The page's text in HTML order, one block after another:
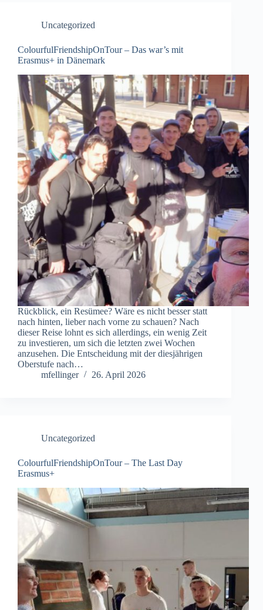
Uncategorized
ColourfulFriendshipOnTour – Das war’s mit
Erasmus+ in Dänemark
Rückblick, ein Resümee? Wäre es nicht besser statt
nach hinten, lieber nach vorne zu schauen? Nach
dieser Reise lohnt es sich allerdings, ein wenig Zeit
zu investieren, um sich die letzten zwei Wochen
anzusehen. Die Entscheidung mit der diesjährigen
Oberstufe nach…
mfellinger
26. April 2026
Uncategorized
ColourfulFriendshipOnTour – The Last Day
Erasmus+